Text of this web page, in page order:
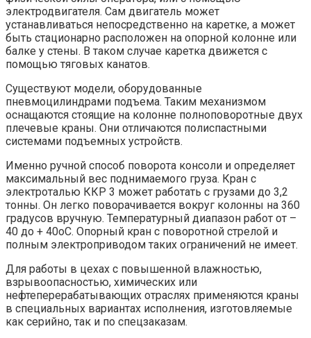
электродвигателя. Сам двигатель может
устанавливаться непосредственно на каретке, а может
быть стационарно расположен на опорной колонне или
балке у стены. В таком случае каретка движется с
помощью тяговых канатов.
Существуют модели, оборудованные
пневмоцилиндрами подъема. Таким механизмом
оснащаются стоящие на колонне полноповоротные двух
плечевые краны. Они отличаются полиспастными
системами подъемных устройств.
Именно ручной способ поворота консоли и определяет
максимальный вес поднимаемого груза. Кран с
электроталью ККР 3 может работать с грузами до 3,2
тонны. Он легко поворачивается вокруг колонны на 360
градусов вручную. Температурный диапазон работ от –
40 до + 40оС. Опорный кран с поворотной стрелой и
полным электроприводом таких ограничений не имеет.
Для работы в цехах с повышенной влажностью,
взрывоопасностью, химических или
нефтеперерабатывающих отраслях применяются краны
в специальных вариантах исполнения, изготовляемые
как серийно, так и по спецзаказам.